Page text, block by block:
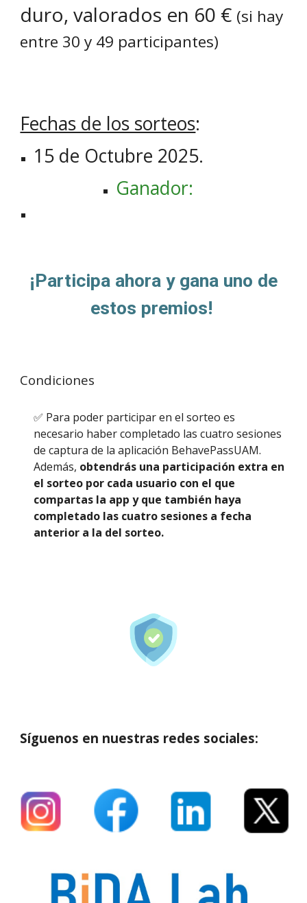
duro, valorados en 60 € (si hay
entre 30 y 49 participantes)
Fechas de los sorteos:
15 de Octubre 2025.
Ganador:
¡Participa ahora y gana uno de
estos premios!
Condiciones
✅ Para poder participar en el sorteo es
necesario haber completado las cuatro sesiones
de captura de la aplicación BehavePassUAM.
Además, obtendrás una participación extra en
el sorteo por cada usuario con el que
compartas la app y que también haya
completado las cuatro sesiones a fecha
anterior a la del sorteo.
Síguenos en nuestras redes sociales: